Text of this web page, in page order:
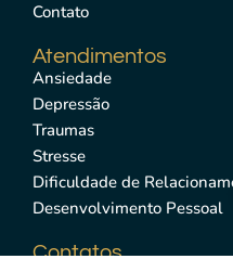
Contato
Atendimentos
Ansiedade
Depressão
Traumas
Stresse
Dificuldade de
Desenvolvimento Pessoal
Contatos